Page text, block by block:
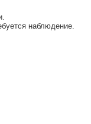
наблюдение.